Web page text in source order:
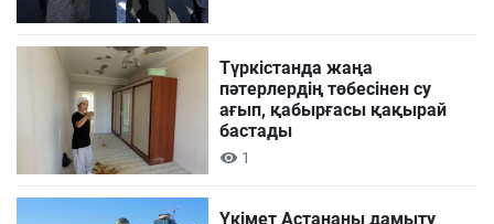
Түркістанда жаңа
пәтерлердің төбесінен су
ағып, қабырғасы қақырай
бастады
1
Үкімет Астананы дамыту